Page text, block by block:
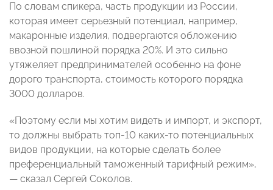
По словам спикера, часть продукции из России,
которая имеет серьезный потенциал, например,
макаронные изделия, подвергаются обложению
ввозной пошлиной порядка 20%. И это сильно
утяжеляет предпринимателей особенно на фоне
дорого транспорта, стоимость которого порядка
3000 долларов.
«Поэтому если мы хотим видеть и импорт, и экспорт,
то должны выбрать топ-10 каких-то потенциальных
видов продукции, на которые сделать более
преференциальный таможенный тарифный режим»,
— сказал Сергей Соколов.